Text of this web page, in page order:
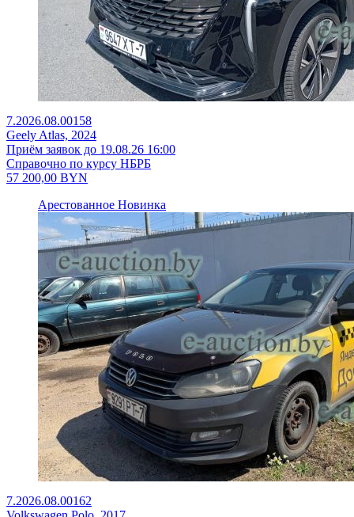
7.2026.08.00158
Geely Atlas, 2024
Приём заявок до 19.08.26 16:00
Справочно по курсу НБРБ
57 200,00 BYN
Арестованное Новинка
7.2026.08.00162